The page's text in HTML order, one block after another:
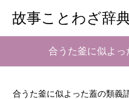
故事ことわざ辞
合うた釜に似よ
合うた釜に似よった蓋の類義